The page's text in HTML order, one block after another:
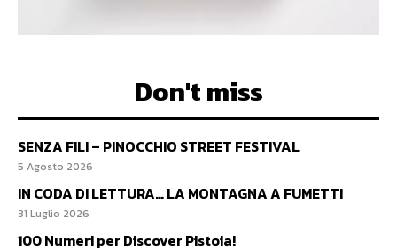
Don't miss
SENZA FILI – PINOCCHIO STREET FESTIVAL
5 Agosto 2026
IN CODA DI LETTURA… LA MONTAGNA A FUMETTI
31 Luglio 2026
100 Numeri per Discover Pistoia!